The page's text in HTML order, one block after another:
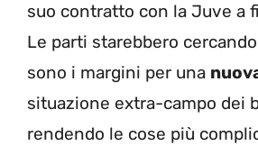
suo contratto con la Juve a
Le parti starebbero
sono i margini per una
situazione extra-campo dei
rendendo le cose più